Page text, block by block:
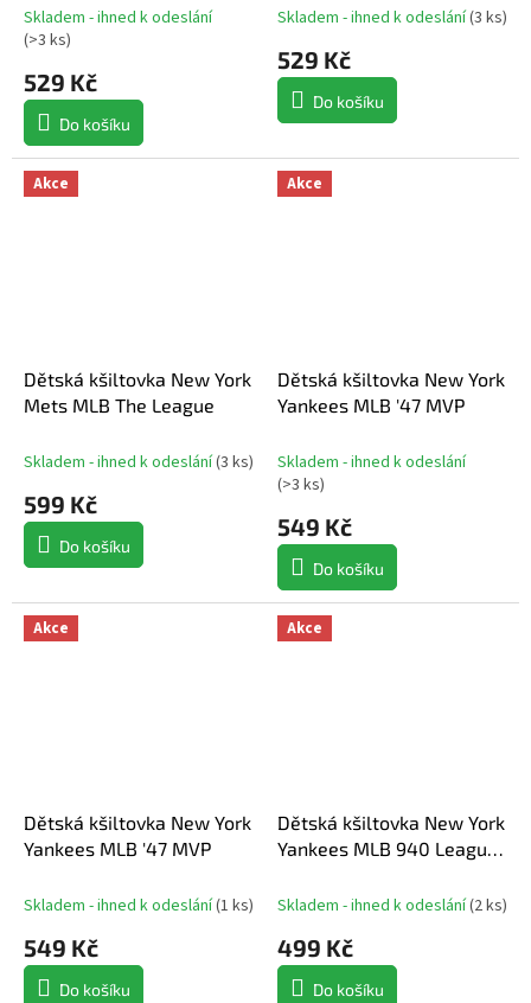
Black
Skladem - ihned k odeslání
(>3 ks)
529 Kč
Do košíku
Royal
Skladem - ihned k odeslání(3 ks)
529 Kč
Do košíku
Akce
Dětská kšiltovka New York
Mets MLB The League
Skladem - ihned k odeslání(3 ks)
599 Kč
Do košíku
Akce
Dětská kšiltovka New York
Yankees MLB '47 MVP
Skladem - ihned k odeslání
(>3 ks)
549 Kč
Do košíku
Akce
Dětská kšiltovka New York
Yankees MLB '47 MVP
Skladem - ihned k odeslání(1 ks)
549 Kč
Do košíku
Akce
Dětská kšiltovka New York
Yankees MLB 940 League
Skladem - ihned k odeslání(2 ks)
499 Kč
Do košíku